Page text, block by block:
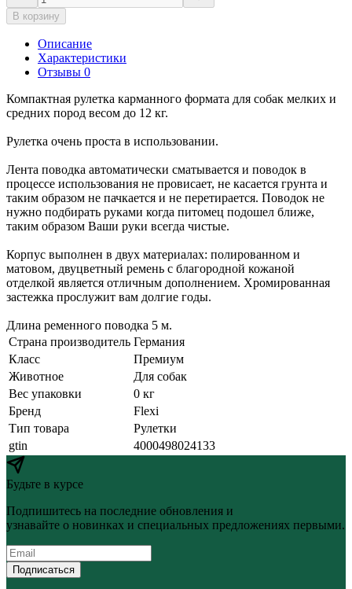
В корзину
Описание
Характеристики
Отзывы 0
Компактная рулетка карманного формата для собак мелких и
средних пород весом до 12 кг.
Рулетка очень проста в использовании.
Лента поводка автоматически сматывается и поводок в
процессе использования не провисает, не касается грунта и
таким образом не пачкается и не перетирается. Поводок не
нужно подбирать руками когда питомец подошел ближе,
таким образом Ваши руки всегда чистые.
Корпус выполнен в двух материалах: полированном и
матовом, двуцветный ремень с благородной кожаной
отделкой является отличным дополнением. Хромированная
застежка прослужит вам долгие годы.
Длина ременного поводка 5 м.
Страна производитель Германия
Класс
Премиум
Животное
Для собак
Вес упаковки
0 кг
Бренд
Flexi
Тип товара
Рулетки
gtin
4000498024133
Будьте в курсе
Подпишитесь на последние обновления и
узнавайте о новинках и специальных предложениях первыми.
Подписаться